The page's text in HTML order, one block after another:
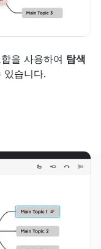
을 사용하여 탐색
있습니다.
리